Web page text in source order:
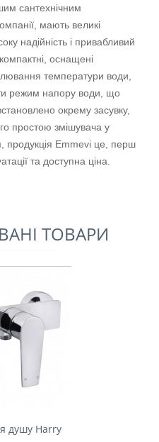
сантехнічним
мають великі
надійність і привабливий
оснащені
температури води,
режим напору води, що
окрему засувку,
простою змішувача у
продукція Emmevi це, перш
та доступна ціна.
ТОВАРИ
душу Harry